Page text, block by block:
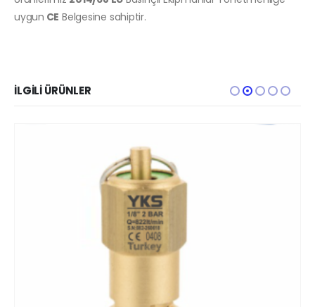
uygun CE Belgesine sahiptir.
İLGILI ÜRÜNLER